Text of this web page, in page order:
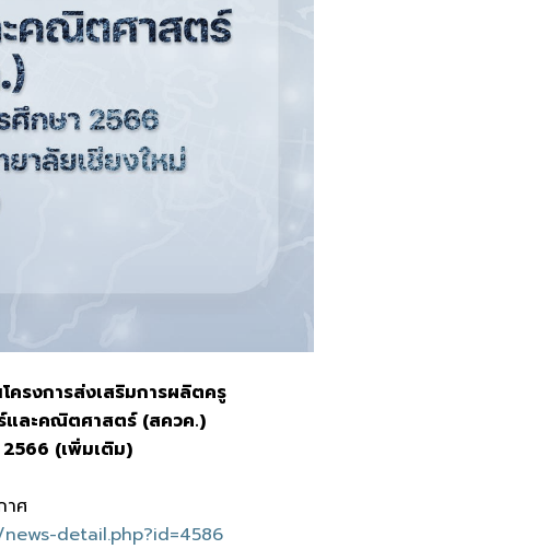
รงการส่งเสริมการผลิตครู
และคณิตศาสตร์ (สควค.)
(เพิ่มเติม)
าศ
detail.php?id=4586